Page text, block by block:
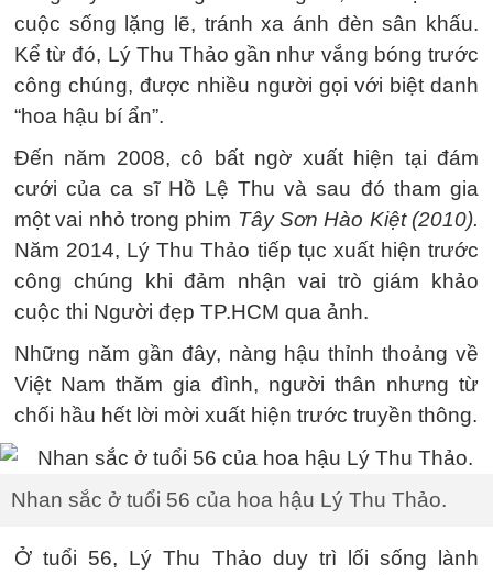
cuộc sống lặng lẽ, tránh xa ánh đèn sân khấu.
Kể từ đó, Lý Thu Thảo gần như vắng bóng trước
công chúng, được nhiều người gọi với biệt danh
“hoa hậu bí ẩn”.
Đến năm 2008, cô bất ngờ xuất hiện tại đám
cưới của ca sĩ Hồ Lệ Thu và sau đó tham gia
một vai nhỏ trong phim Tây Sơn Hào Kiệt (2010).
Năm 2014, Lý Thu Thảo tiếp tục xuất hiện trước
công chúng khi đảm nhận vai trò giám khảo
cuộc thi Người đẹp TP.HCM qua ảnh.
Những năm gần đây, nàng hậu thỉnh thoảng về
Việt Nam thăm gia đình, người thân nhưng từ
chối hầu hết lời mời xuất hiện trước truyền thông.
Nhan sắc ở tuổi 56 của hoa hậu Lý Thu Thảo.
Ở tuổi 56, Lý Thu Thảo duy trì lối sống lành